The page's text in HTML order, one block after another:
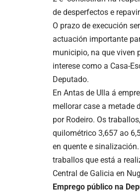
de desperfectos e
O prazo de execución
actuación importante
municipio, na que viven
interese como a Casa-
Deputado.
En Antas de Ulla á
mellorar case a metade
por Rodeiro. Os
quilométrico 3,657 ao
en quente e
traballos que está a
Central de Galicia en
Emprego público na